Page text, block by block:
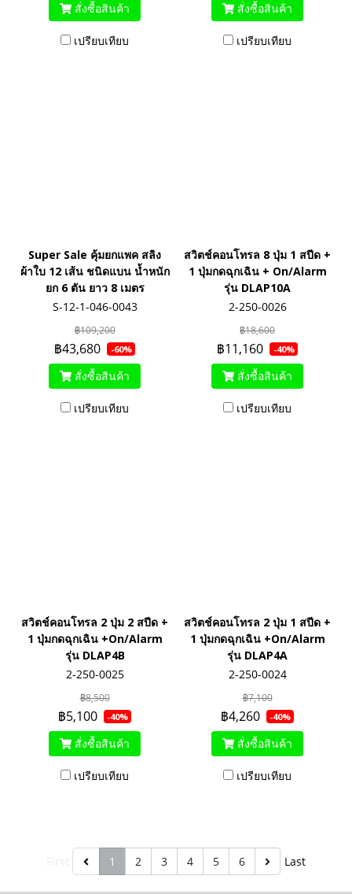
สั่งซื้อสินค้า
เปรียบเทียบ
สั่งซื้อสินค้า
เปรียบเทียบ
Super Sale คุ้มยกแพค สลิง
ผ้าใบ 12 เส้น ชนิดแบน น้ำหนัก
ยก 6 ตัน ยาว 8 เมตร
S-12-1-046-0043
฿109,200
฿43,680 -60%
สั่งซื้อสินค้า
เปรียบเทียบ
สวิตช์คอนโทรล 8 ปุ่ม 1 สปีด +
1 ปุ่มกดฉุกเฉิน + On/Alarm
รุ่น DLAP10A
2-250-0026
฿18,600
฿11,160 -40%
สั่งซื้อสินค้า
เปรียบเทียบ
สวิตช์คอนโทรล 2 ปุ่ม 2 สปีด +
1 ปุ่มกดฉุกเฉิน +On/Alarm
รุ่น DLAP4B
2-250-0025
฿8,500
฿5,100 -40%
สั่งซื้อสินค้า
เปรียบเทียบ
สวิตช์คอนโทรล 2 ปุ่ม 1 สปีด +
1 ปุ่มกดฉุกเฉิน +On/Alarm
รุ่น DLAP4A
2-250-0024
฿7,100
฿4,260 -40%
สั่งซื้อสินค้า
เปรียบเทียบ
1 2 3 4 5 6 Last